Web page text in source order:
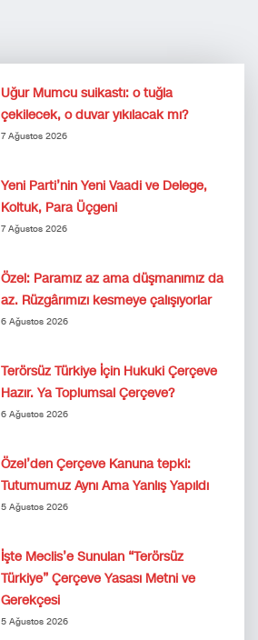
Uğur Mumcu suikastı: o tuğla
çekilecek, o duvar yıkılacak mı?
7 Ağustos 2026
Yeni Parti’nin Yeni Vaadi ve Delege,
Koltuk, Para Üçgeni
7 Ağustos 2026
Özel: Paramız az ama düşmanımız da
az. Rüzgârımızı kesmeye çalışıyorlar
6 Ağustos 2026
Terörsüz Türkiye İçin Hukuki Çerçeve
Hazır. Ya Toplumsal Çerçeve?
6 Ağustos 2026
Özel’den Çerçeve Kanuna tepki:
Tutumumuz Aynı Ama Yanlış Yapıldı
5 Ağustos 2026
İşte Meclis’e Sunulan “Terörsüz
Türkiye” Çerçeve Yasası Metni ve
Gerekçesi
5 Ağustos 2026